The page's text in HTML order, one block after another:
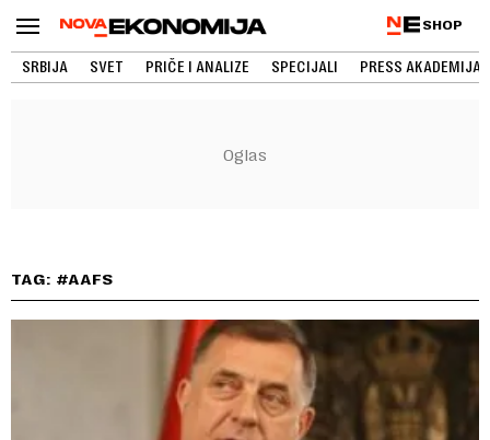
SHOP
SRBIJA SVET PRIČE I ANALIZE SPECIJALI PRESS AKADEMIJA
TAG: #AAFS